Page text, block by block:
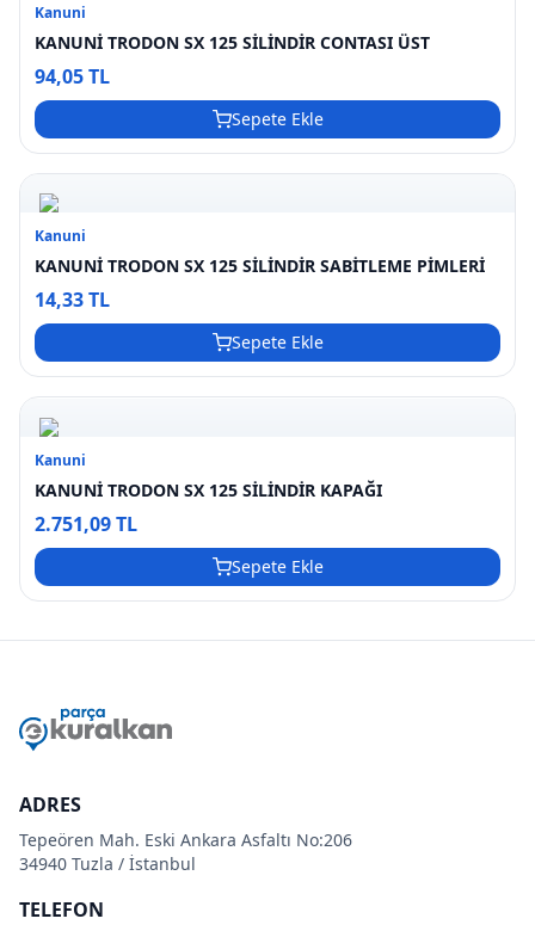
Kanuni
KANUNİ TRODON SX 125 SİLİNDİR CONTASI ÜST
94,05 TL
Sepete Ekle
Kanuni
KANUNİ TRODON SX 125 SİLİNDİR SABİTLEME PİMLERİ
14,33 TL
Sepete Ekle
Kanuni
KANUNİ TRODON SX 125 SİLİNDİR KAPAĞI
2.751,09 TL
Sepete Ekle
ADRES
Tepeören Mah. Eski Ankara Asfaltı No:206
34940 Tuzla / İstanbul
TELEFON